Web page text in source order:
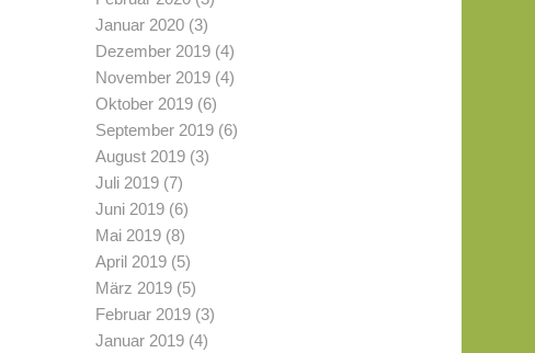
Januar 2020(3)
Dezember 2019(4)
November 2019(4)
Oktober 2019(6)
September 2019(6)
August 2019(3)
Juli 2019(7)
Juni 2019(6)
Mai 2019(8)
April 2019(5)
März 2019(5)
Februar 2019(3)
Januar 2019(4)